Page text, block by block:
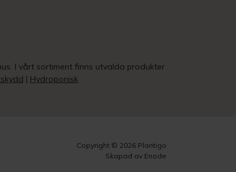
I vårt sortiment finns utvalda produkter
| Hydroponisk
Copyright © 2026 Plantigo
Skapad av Enode